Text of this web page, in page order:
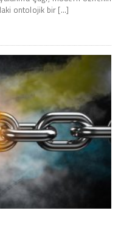
ontolojik bir [...]